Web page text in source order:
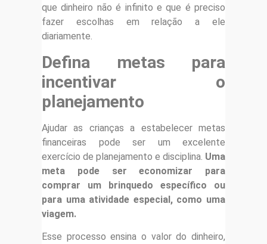
que dinheiro não é infinito e que é preciso
fazer escolhas em relação a ele
diariamente.
Defina metas para
incentivar o
planejamento
Ajudar as crianças a estabelecer metas
financeiras pode ser um excelente
exercício de planejamento e disciplina. Uma
meta pode ser economizar para
comprar um brinquedo específico ou
para uma atividade especial, como uma
viagem.
Esse processo ensina o valor do dinheiro,